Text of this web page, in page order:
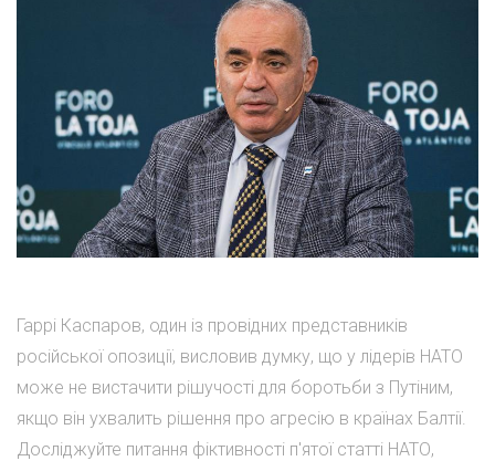
Гаррі Каспаров, один із провідних представників
російської опозиції, висловив думку, що у лідерів НАТО
може не вистачити рішучості для боротьби з Путіним,
якщо він ухвалить рішення про агресію в країнах Балтії.
Досліджуйте питання фіктивності п'ятої статті НАТО,